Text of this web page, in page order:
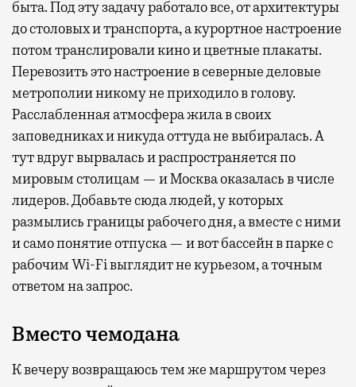
быта. Под эту задачу работало все, от архитектуры
до столовых и транспорта, а курортное настроение
потом транслировали кино и цветные плакаты.
Перевозить это настроение в северные деловые
метрополии никому не приходило в голову.
Расслабленная атмосфера жила в своих
заповедниках и никуда оттуда не выбиралась. А
тут вдруг вырвалась и распространяется по
мировым столицам — и Москва оказалась в числе
лидеров. Добавьте сюда людей, у которых
размылись границы рабочего дня, а вместе с ними
и само понятие отпуска — и вот бассейн в парке с
рабочим Wi-Fi выглядит не курьезом, а точным
ответом на запрос.
Вместо чемодана
К вечеру возвращаюсь тем же маршрутом через